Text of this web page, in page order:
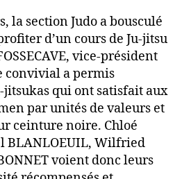
la section Judo a bousculé
d’un cours de Ju-jitsu
vice-président
convivial a permis
jitsukas qui ont satisfait aux
par unités de valeurs et
ceinture noire. Chloé
BLANLOEUIL, Wilfried
voient donc leurs